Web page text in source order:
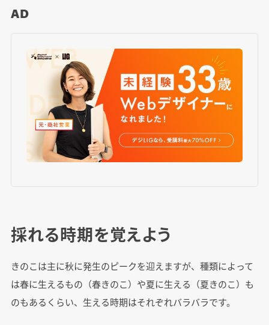
AD
採れる時期を覚えよう
きのこは主に秋に発生のピークを迎えますが、種類によって
は春に生えるもの（春きのこ）や夏に生える（夏きのこ）も
のもあるくらい、生える時期はそれぞれバラバラです。